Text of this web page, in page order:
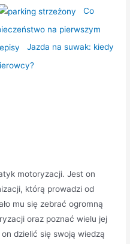
Co
na pierwszym
Jazda na suwak: kiedy
motoryzacji. Jest on
którą prowadzi od
mu się zebrać ogromną
oraz poznać wielu jej
dzielić się swoją wiedzą